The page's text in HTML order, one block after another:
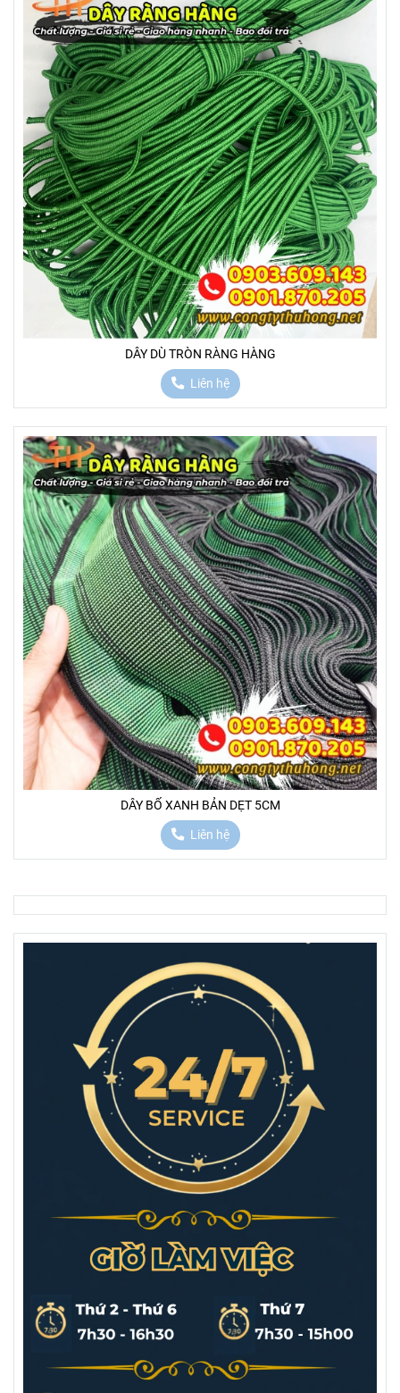
DÂY DÙ TRÒN RÀNG HÀNG
Liên hệ
DÂY BỐ XANH BẢN DẸT 5CM
Liên hệ